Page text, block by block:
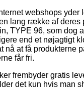
webshops yder
lang række af deres
TYPE 96, som dog
end et nøjagtigt
nå at få produkterne
får fri.
frembyder gratis
det kun hvis man